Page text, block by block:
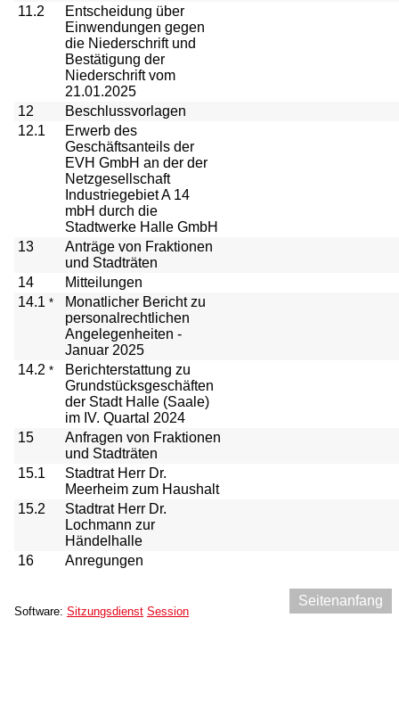
11.2
Entscheidung über
Einwendungen gegen
die Niederschrift und
Bestätigung der
Niederschrift vom
21.01.2025
12
Beschlussvorlagen
12.1
Erwerb des
Geschäftsanteils der
EVH GmbH an der der
Netzgesellschaft
Industriegebiet A 14
mbH durch die
Stadtwerke Halle GmbH
13
Anträge von Fraktionen
und Stadträten
14
Mitteilungen
14.1 *
Monatlicher Bericht zu
personalrechtlichen
Angelegenheiten -
Januar 2025
14.2 *
Berichterstattung zu
Grundstücksgeschäften
der Stadt Halle (Saale)
im IV. Quartal 2024
15
Anfragen von Fraktionen
und Stadträten
15.1
Stadtrat Herr Dr.
Meerheim zum Haushalt
15.2
Stadtrat Herr Dr.
Lochmann zur
Händelhalle
16
Anregungen
Seitenanfang
Software: Sitzungsdienst Session